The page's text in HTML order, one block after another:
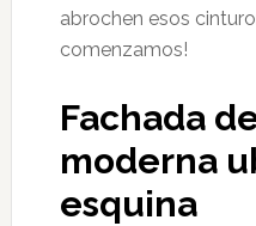
abrochen esos
comenzamos!
Fachada
moderna
esquina